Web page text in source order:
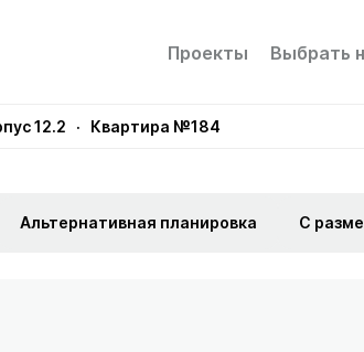
Проекты Выбрать
12.2 · Квартира №184
Альтернативная планировка С